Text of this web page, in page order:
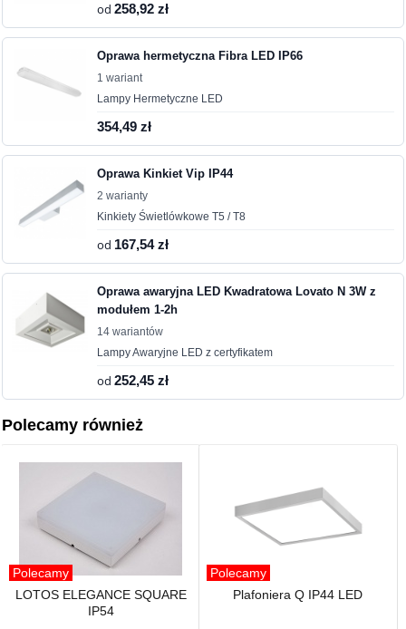
od258,92 zł
Oprawa hermetyczna Fibra LED IP66
1 wariant
Lampy Hermetyczne LED
354,49 zł
Oprawa Kinkiet Vip IP44
2 warianty
Kinkiety Świetlówkowe T5 / T8
od 167,54 zł
Oprawa awaryjna LED Kwadratowa Lovato N 3W z
modułem 1-2h
14 wariantów
Lampy Awaryjne LED z certyfikatem
od252,45 zł
Polecamy również
Polecamy
LOTOS ELEGANCE SQUARE
IP54
Polecamy
Plafoniera Q IP44 LED